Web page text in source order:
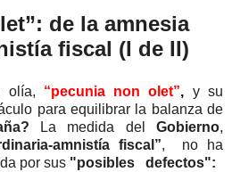
de la amnesia
fiscal (I de II)
olía, “pecunia non olet”, y su
para equilibrar la balanza de
La medida delGobierno,
amnistía fiscal”, no ha
por sus "posibles defectos":